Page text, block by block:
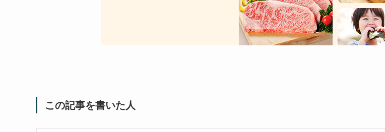
この記事を書いた人